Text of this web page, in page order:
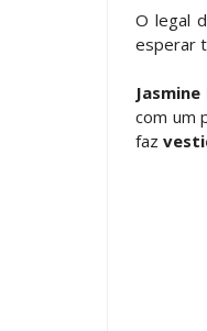
O legal
esperar
com um
faz